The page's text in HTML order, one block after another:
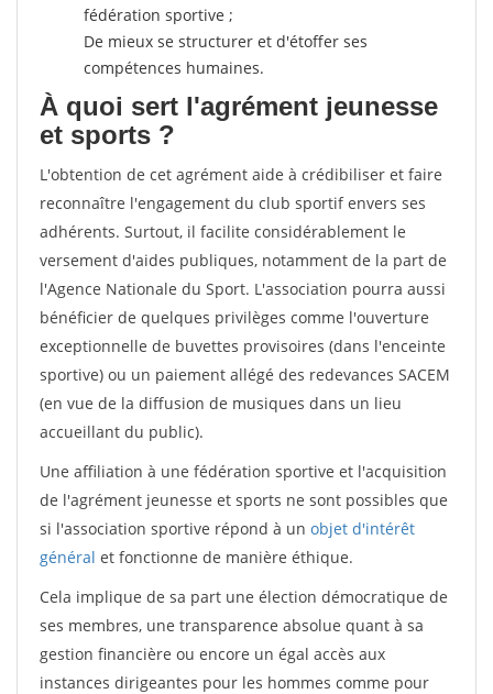
fédération sportive ;
De mieux se structurer et d'étoffer ses
compétences humaines.
À quoi sert l'agrément jeunesse
et sports ?
L'obtention de cet agrément aide à crédibiliser et faire
reconnaître l'engagement du club sportif envers ses
adhérents. Surtout, il facilite considérablement le
versement d'aides publiques, notamment de la part de
l'Agence Nationale du Sport. L'association pourra aussi
bénéficier de quelques privilèges comme l'ouverture
exceptionnelle de buvettes provisoires (dans l'enceinte
sportive) ou un paiement allégé des redevances SACEM
(en vue de la diffusion de musiques dans un lieu
accueillant du public).
Une affiliation à une fédération sportive et l'acquisition
de l'agrément jeunesse et sports ne sont possibles que
si l'association sportive répond à un objet d'intérêt
général et fonctionne de manière éthique.
Cela implique de sa part une élection démocratique de
ses membres, une transparence absolue quant à sa
gestion financière ou encore un égal accès aux
instances dirigeantes pour les hommes comme pour